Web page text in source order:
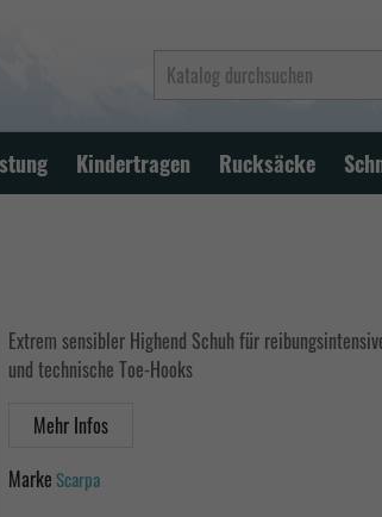
Kindertragen Rucksäcke
Extrem sensibler Highend Schuh für
und technische Toe-Hooks
Mehr Infos
MarkeScarpa